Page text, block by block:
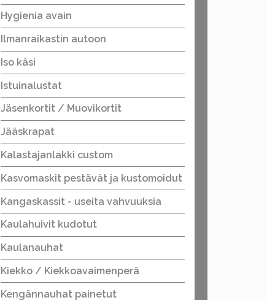
Hygienia avain
Ilmanraikastin autoon
Iso käsi
Istuinalustat
Jäsenkortit / Muovikortit
Jääskrapat
Kalastajanlakki custom
Kasvomaskit pestävät ja kustomoidut
Kangaskassit - useita vahvuuksia
Kaulahuivit kudotut
Kaulanauhat
Kiekko / Kiekkoavaimenperä
Kengännauhat painetut